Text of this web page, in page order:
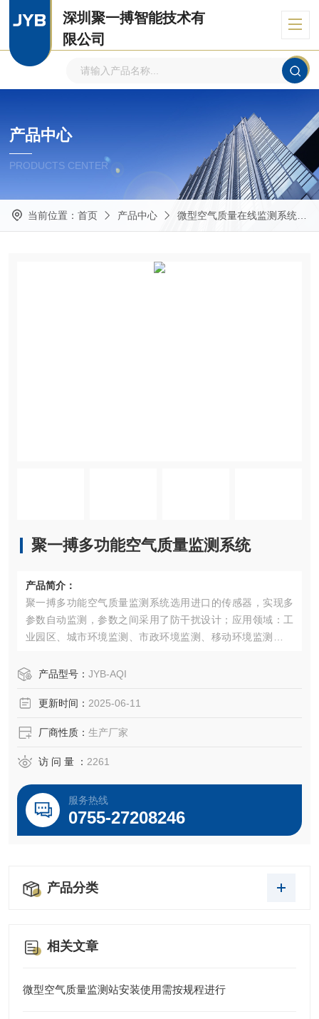
深圳聚一搏智能技术有
限公司
产品中心
PRODUCTS CENTER
当前位置： 首页 产品中心 微型空气质量在线监测系统
聚一搏多功能空气质量监测系统
产品简介：
聚一搏多功能空气质量监测系统选用进口的传感器，实现多
参数自动监测，参数之间采用了防干扰设计；应用领域：工
业园区、城市环境监测、市政环境监测、移动环境监测、交
测等。产品型号： JYB-AQI
更新时间： 2025-06-11
厂商性质： 生产厂家
访 问 量 ： 2261
服务热线
0755-27208246
产品分类
相关文章
微型空气质量监测站安装使用需按规程进行